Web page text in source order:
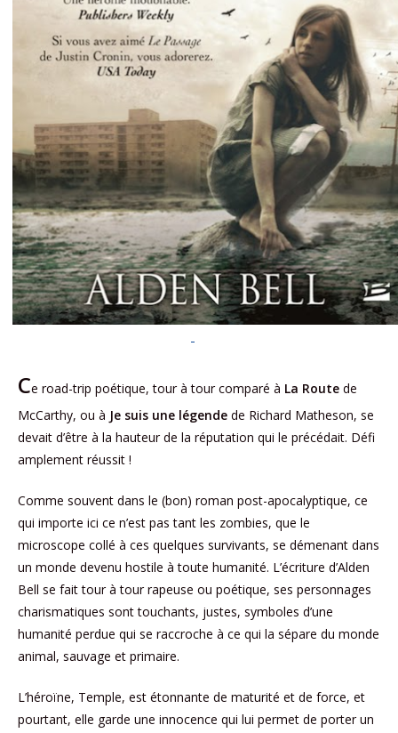
Ce road-trip poétique, tour à tour comparé à La Route de
McCarthy, ou à Je suis une légende de Richard Matheson, se
devait d’être à la hauteur de la réputation qui le précédait. Défi
amplement réussit !
Comme souvent dans le (bon) roman post-apocalyptique, ce
qui importe ici ce n’est pas tant les zombies, que le
microscope collé à ces quelques survivants, se démenant dans
un monde devenu hostile à toute humanité. L’écriture d’Alden
Bell se fait tour à tour rapeuse ou poétique, ses personnages
charismatiques sont touchants, justes, symboles d’une
humanité perdue qui se raccroche à ce qui la sépare du monde
animal, sauvage et primaire.
L’héroïne, Temple, est étonnante de maturité et de force, et
pourtant, elle garde une innocence qui lui permet de porter un